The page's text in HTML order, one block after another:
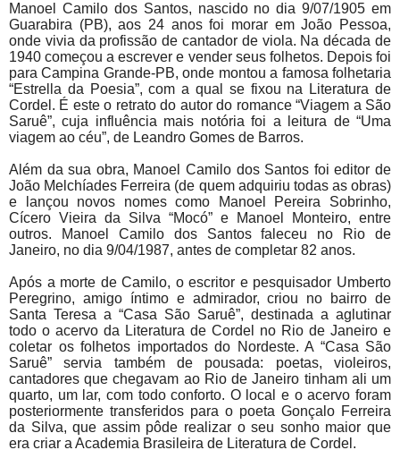
Manoel Camilo dos Santos, nascido no dia 9/07/1905 em
Guarabira (PB), aos 24 anos foi morar em João Pessoa,
onde vivia da profissão de cantador de viola. Na década de
1940 começou a escrever e vender seus folhetos. Depois foi
para Campina Grande-PB, onde montou a famosa folhetaria
“Estrella da Poesia”, com a qual se fixou na Literatura de
Cordel. É este o retrato do autor do romance “Viagem a São
Saruê”, cuja influência mais notória foi a leitura de “Uma
viagem ao céu”, de Leandro Gomes de Barros.
Além da sua obra, Manoel Camilo dos Santos foi editor de
João Melchíades Ferreira (de quem adquiriu todas as obras)
e lançou novos nomes como Manoel Pereira Sobrinho,
Cícero Vieira da Silva “Mocó” e Manoel Monteiro, entre
outros. Manoel Camilo dos Santos faleceu no Rio de
Janeiro, no dia 9/04/1987, antes de completar 82 anos.
Após a morte de Camilo, o escritor e pesquisador Umberto
Peregrino, amigo íntimo e admirador, criou no bairro de
Santa Teresa a “Casa São Saruê”, destinada a aglutinar
todo o acervo da Literatura de Cordel no Rio de Janeiro e
coletar os folhetos importados do Nordeste. A “Casa São
Saruê” servia também de pousada: poetas, violeiros,
cantadores que chegavam ao Rio de Janeiro tinham ali um
quarto, um lar, com todo conforto. O local e o acervo foram
posteriormente transferidos para o poeta Gonçalo Ferreira
da Silva, que assim pôde realizar o seu sonho maior que
era criar a Academia Brasileira de Literatura de Cordel.